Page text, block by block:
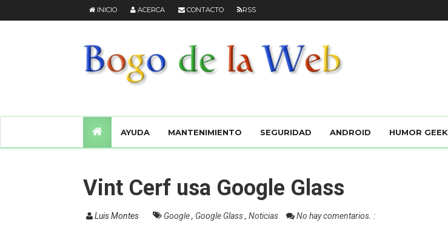
INICIO ACERCA CONTACTO RSS
AYUDA MANTENIMIENTO SEGURIDAD ANDROID HUMOR GEEK
Vint Cerf usa Google Glass
Luis Montes Google, Google Glass, Noticias No hay comentarios. :